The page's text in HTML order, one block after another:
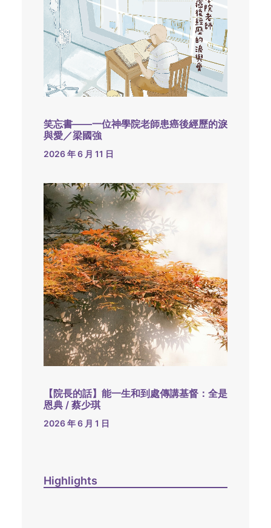
笑忘書——一位神學院老師患癌後經歷的淚
與愛／梁國強
2026 年 6 月 11 日
【院長的話】能一生和到處傳講基督：全是
恩典 / 蔡少琪
2026 年 6 月 1 日
Highlights